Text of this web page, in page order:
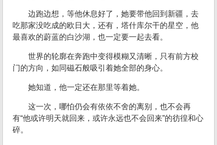
边跑边想，等他休息好了，她要带他回到新疆，去
吃那家没吃成的欧日大，还有，塔什库尔干的星空，他
最喜欢的蔚蓝的白沙湖，也一定要一起去看。
世界的轮廓在奔跑中变得模糊又清晰，只有前方校
门的方向，如同磁石般吸引着她全部的身心。
她知道，他一定还在那里等着她。
这一次，哪怕仍会有依依不舍的离别，也不会再
有“他或许明天就回来，或许永远也不会回来”的彷徨和心
碎。